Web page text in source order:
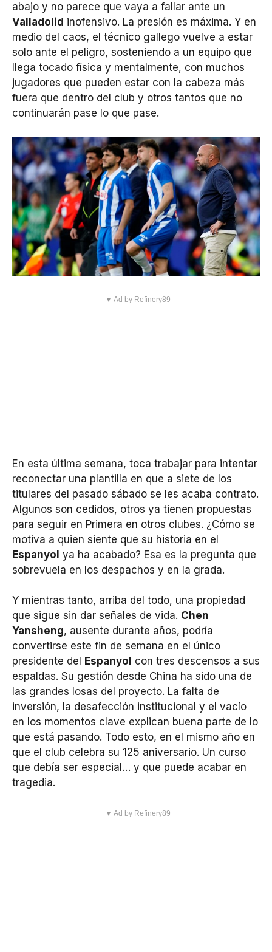
abajo y no parece que vaya a fallar ante un
Valladolid inofensivo. La presión es máxima. Y en
medio del caos, el técnico gallego vuelve a estar
solo ante el peligro, sosteniendo a un equipo que
llega tocado física y mentalmente, con muchos
jugadores que pueden estar con la cabeza más
fuera que dentro del club y otros tantos que no
continuarán pase lo que pase.
▼ Ad by Refinery89
En esta última semana, toca trabajar para intentar
reconectar una plantilla en que a siete de los
titulares del pasado sábado se les acaba contrato.
Algunos son cedidos, otros ya tienen propuestas
para seguir en Primera en otros clubes. ¿Cómo se
motiva a quien siente que su historia en el
Espanyol ya ha acabado? Esa es la pregunta que
sobrevuela en los despachos y en la grada.
Y mientras tanto, arriba del todo, una propiedad
que sigue sin dar señales de vida. Chen
Yansheng, ausente durante años, podría
convertirse este fin de semana en el único
presidente del
Espanyol con tres descensos a sus
espaldas. Su gestión desde China ha sido una de
las grandes losas del proyecto. La falta de
inversión, la desafección institucional y el vacío
en los momentos clave explican buena parte de lo
que está pasando. Todo esto, en el mismo año en
que el club celebra su 125 aniversario. Un curso
que debía ser especial… y que puede acabar en
tragedia.
▼ Ad by Refinery89